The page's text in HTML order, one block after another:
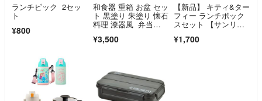
ランチピック 2セッ
ト
¥800
和食器 重箱 お盆 セッ
ト 黒塗り 朱塗り 懐石
料理 漆器風 弁当
¥3,500
【新品】 キティ&ター
フィー ランチボック
スセット 【サンリ
¥1,700